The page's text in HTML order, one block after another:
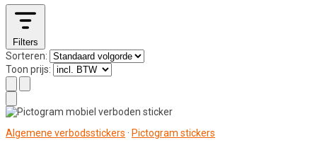
Filters
Sorteren:
Toon prijs:
Algemene verbodsstickers · Pictogram stickers